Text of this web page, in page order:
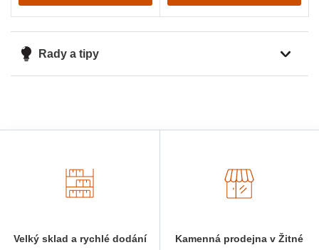
Rady a tipy
Velký sklad a rychlé dodání Kamenná prodejna v Žitné